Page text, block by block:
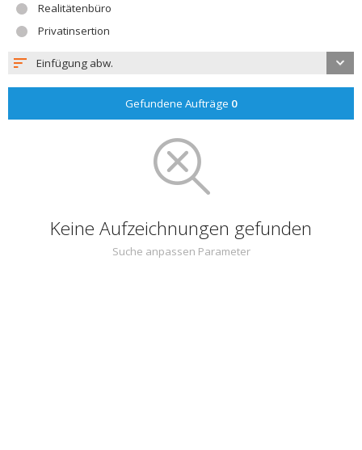
Realitätenbüro
Privatinsertion
Einfügung abw.
Gefundene Aufträge 0
Keine Aufzeichnungen gefunden
Suche anpassen Parameter